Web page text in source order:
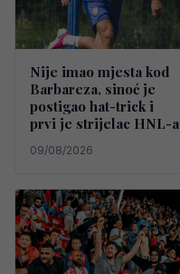
Nije imao mjesta kod
Barbareza, sinoć je
postigao hat-trick i
prvi je strijelac HNL-a
09/08/2026